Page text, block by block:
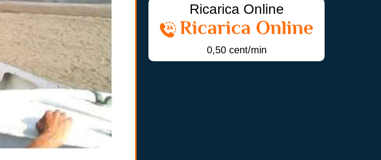
Ricarica Online
Ricarica Online
0,50 cent/min